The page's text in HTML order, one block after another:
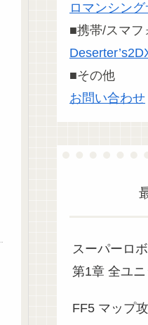
ロマンシン
■携帯/スマフ
■その他
お問い合わせ
スーパーロ
第1章 全ユ
FF5 マップ